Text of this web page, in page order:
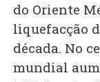
do Oriente
liquefacção
década. No
mundial